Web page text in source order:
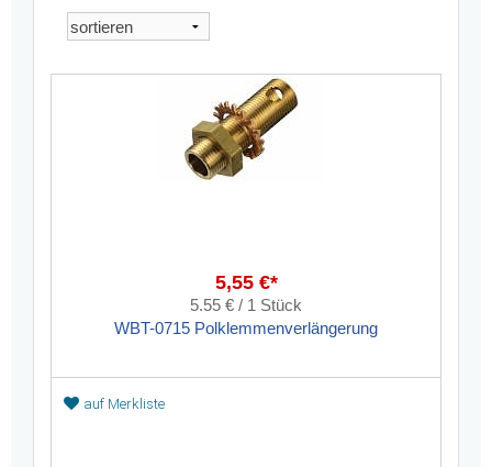
5,55 €*
5.55 € / 1 Stück
WBT-0715 Polklemmenverlängerung
auf Merkliste